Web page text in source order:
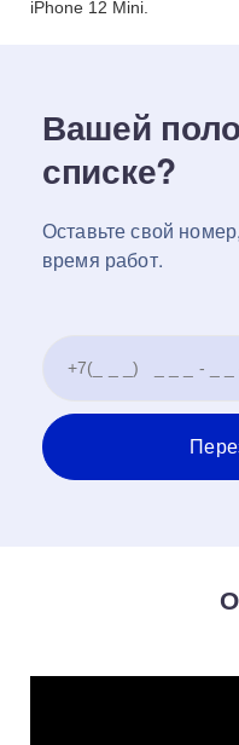
iPhone 12 Mini.
Вашей
списке?
Оставьте свой
время работ.